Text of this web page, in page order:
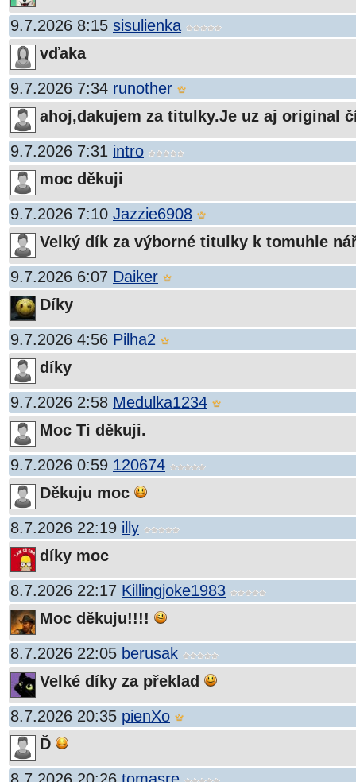
9.7.2026 8:15 sisulienka
vďaka
9.7.2026 7:34 runother
ahoj,dakujem za titulky.Je uz aj original
9.7.2026 7:31 intro
moc děkuji
9.7.2026 7:10 Jazzie6908
Velký dík za výborné titulky k tomuhle
9.7.2026 6:07 Daiker
Díky
9.7.2026 4:56 Pilha2
díky
9.7.2026 2:58 Medulka1234
Moc Ti děkuji.
9.7.2026 0:59 120674
Děkuju moc
8.7.2026 22:19 illy
díky moc
8.7.2026 22:17 Killingjoke1983
Moc děkuju!!!!
8.7.2026 22:05 berusak
Velké díky za překlad
8.7.2026 20:35 pienXo
Ď